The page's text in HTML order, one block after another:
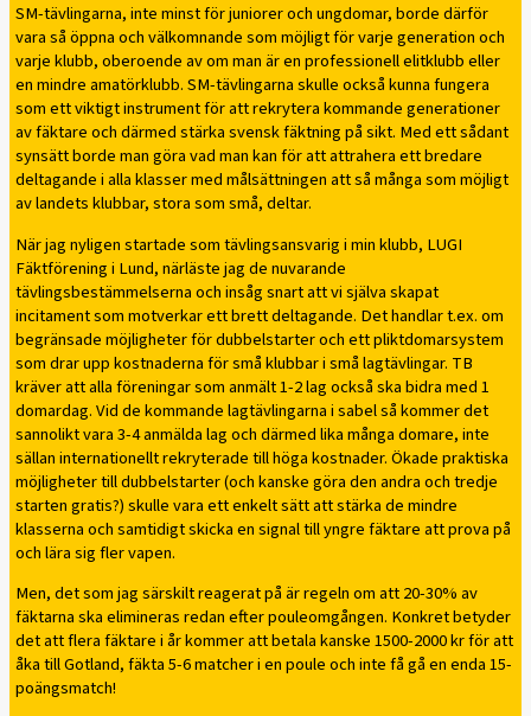
SM-tävlingarna, inte minst för juniorer och ungdomar, borde därför
vara så öppna och välkomnande som möjligt för varje generation och
varje klubb, oberoende av om man är en professionell elitklubb eller
en mindre amatörklubb. SM-tävlingarna skulle också kunna fungera
som ett viktigt instrument för att rekrytera kommande generationer
av fäktare och därmed stärka svensk fäktning på sikt. Med ett sådant
synsätt borde man göra vad man kan för att attrahera ett bredare
deltagande i alla klasser med målsättningen att så många som möjligt
av landets klubbar, stora som små, deltar.
När jag nyligen startade som tävlingsansvarig i min klubb, LUGI
Fäktförening i Lund, närläste jag de nuvarande
tävlingsbestämmelserna och insåg snart att vi själva skapat
incitament som motverkar ett brett deltagande. Det handlar t.ex. om
begränsade möjligheter för dubbelstarter och ett pliktdomarsystem
som drar upp kostnaderna för små klubbar i små lagtävlingar. TB
kräver att alla föreningar som anmält 1-2 lag också ska bidra med 1
domardag. Vid de kommande lagtävlingarna i sabel så kommer det
sannolikt vara 3-4 anmälda lag och därmed lika många domare, inte
sällan internationellt rekryterade till höga kostnader. Ökade praktiska
möjligheter till dubbelstarter (och kanske göra den andra och tredje
starten gratis?) skulle vara ett enkelt sätt att stärka de mindre
klasserna och samtidigt skicka en signal till yngre fäktare att prova på
och lära sig fler vapen.
Men, det som jag särskilt reagerat på är regeln om att 20-30% av
fäktarna ska elimineras redan efter pouleomgången. Konkret betyder
det att flera fäktare i år kommer att betala kanske 1500-2000 kr för att
åka till Gotland, fäkta 5-6 matcher i en poule och inte få gå en enda 15-
poängsmatch!